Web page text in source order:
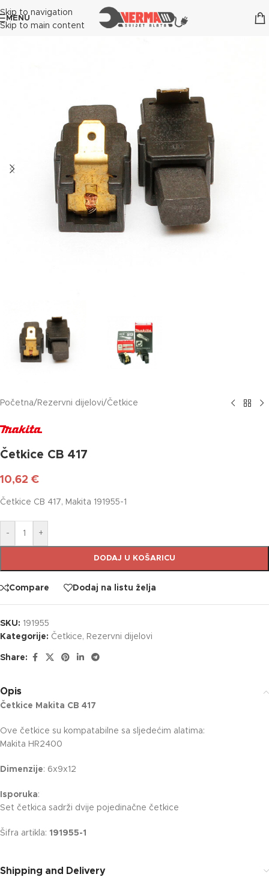
Skip to navigation
Skip to main content
MENU
Početna/ Rezervni dijelovi/Četkice
Četkice CB 417
10,62 €
Četkice CB 417, Makita 191955-1
- +
DODAJ U KOŠARICU
Compare Dodaj na listu želja
SKU: 191955
Kategorije: Četkice, Rezervni dijelovi
Share:
Opis
Četkice Makita CB 417
Ove četkice su kompatabilne sa sljedećim alatima:
Makita HR2400
Dimenzije: 6x9x12
Isporuka:
Set četkica sadrži dvije pojedinačne četkice
Šifra artikla: 191955-1
Shipping and Delivery